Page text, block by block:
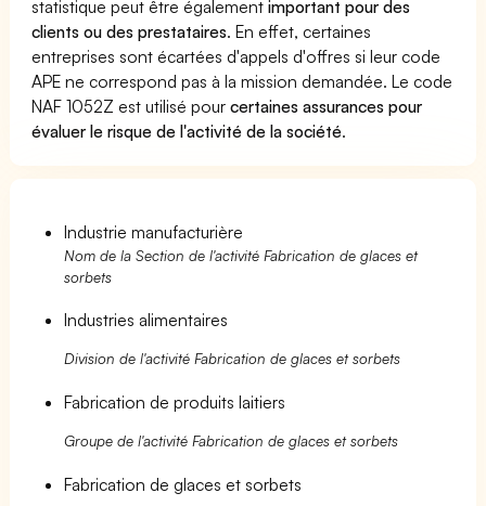
statistique peut être égalementimportant pour des
clients ou des prestataires. En effet, certaines
entreprises sont écartées d'appels d'offres si leur code
APE ne correspond pas à la mission demandée. Le code
NAF 1052Z est utilisé pourcertaines assurances pour
évaluer le risque de l'activité de la société.
Industrie manufacturière
Nom de la Section de l'activité Fabrication de glaces et
sorbets
Industries alimentaires
Division de l'activité Fabrication de glaces et sorbets
Fabrication de produits laitiers
Groupe de l'activité Fabrication de glaces et sorbets
Fabrication de glaces et sorbets